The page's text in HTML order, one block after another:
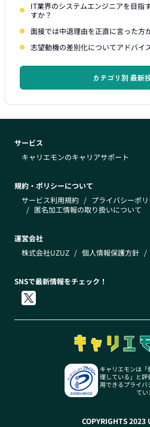
IT業界のシステムエンジニアを目指
すか？
面接では中退理由を正直に言った方
志望動機の差別化についてアドバイ
カテゴリ別 最新
サービス
キャリエモンのキャリアサポート
規約・ポリシーについて
サービス利用規約 / プライバシーポ
/ 匿名加工情報の取り扱いについて
運営会社
株式会社UZUZ / 個人情報保護方針 /
SNSで最新情報をチェック！
キャリエモンは
理している」と評
用できるプライ
てい
COPYRIGHTS 2023